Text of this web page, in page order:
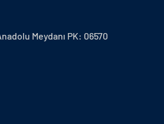
Meydanı PK: 06570